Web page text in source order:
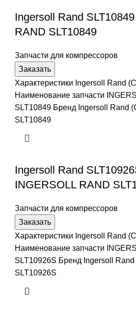
Ingersoll Rand
RAND SLT10849
Запчасти для компрессоров
Заказать
Характеристики Ingersoll Rand
Наименование запчасти
SLT10849 Бренд Ingersoll Rand
SLT10849
Ingersoll Rand
INGERSOLL RAND
Запчасти для компрессоров
Заказать
Характеристики Ingersoll Rand
Наименование запчасти
SLT10926S Бренд Ingersoll
SLT10926S